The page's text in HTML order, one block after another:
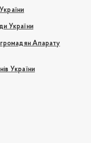
України
громадян Апарату
України